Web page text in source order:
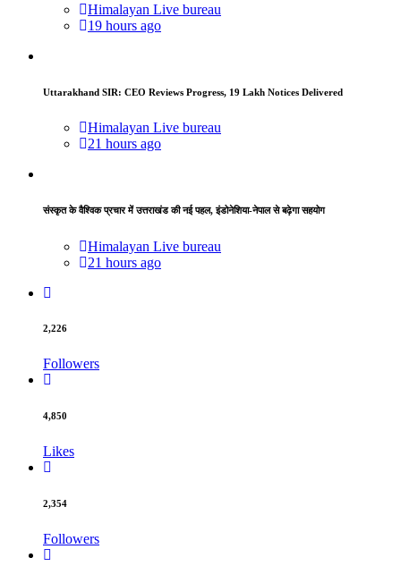
Himalayan Live bureau
19 hours ago
Uttarakhand SIR: CEO Reviews Progress, 19 Lakh Notices Delivered
Himalayan Live bureau
21 hours ago
संस्कृत के वैश्विक प्रचार में उत्तराखंड की नई पहल, इंडोनेशिया-नेपाल से बढ़ेगा सहयोग
Himalayan Live bureau
21 hours ago
2,226
Followers
4,850
Likes
2,354
Followers